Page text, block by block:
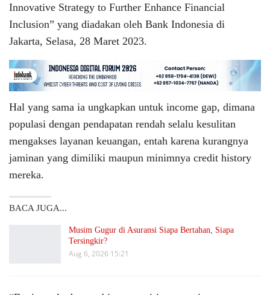
Innovative Strategy to Further Enhance Financial
Inclusion” yang diadakan oleh Bank Indonesia di
Jakarta, Selasa, 28 Maret 2023.
Hal yang sama ia ungkapkan untuk income gap, dimana
populasi dengan pendapatan rendah selalu kesulitan
mengakses layanan keuangan, entah karena kurangnya
jaminan yang dimiliki maupun minimnya credit history
mereka.
BACA JUGA...
Musim Gugur di Asuransi Siapa Bertahan, Siapa
Tersingkir?
Aug 6, 2026 15:21